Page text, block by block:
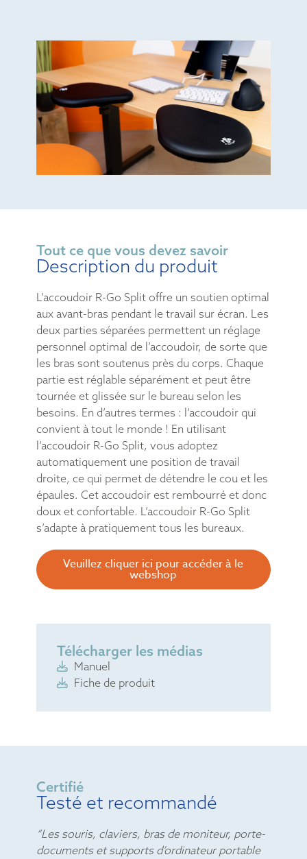
Tout ce que vous devez savoir
Description du produit
L’accoudoir R-Go Split offre un soutien optimal
aux avant-bras pendant le travail sur écran. Les
deux parties séparées permettent un réglage
personnel optimal de l’accoudoir, de sorte que
les bras sont soutenus près du corps. Chaque
partie est réglable séparément et peut être
tournée et glissée sur le bureau selon les
besoins. En d’autres termes : l’accoudoir qui
convient à tout le monde ! En utilisant
l’accoudoir R-Go Split, vous adoptez
automatiquement une position de travail
droite, ce qui permet de détendre le cou et les
épaules. Cet accoudoir est rembourré et donc
doux et confortable. L’accoudoir R-Go Split
s’adapte à pratiquement tous les bureaux.
Veuillez cliquer ici pour accéder à le
webshop
Télécharger les médias
Manuel
Fiche de produit
Certifié
Testé et recommandé
“Les souris, claviers, bras de moniteur, porte-
documents et supports d’ordinateur portable